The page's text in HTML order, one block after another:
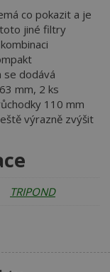
co pokazit a je
toto jiné filtry
se dodává
mm, 2 ks
110 mm
výrazně zvýšit
TRIPOND